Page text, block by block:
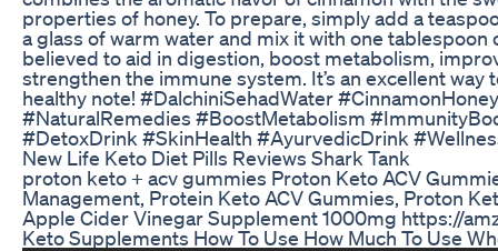
properties of honey. To prepare, simply add a
a glass of warm water and mix it with one tablespoon
believed to aid in digestion, boost metabolism,
strengthen the immune system. It’s an excellent way
healthy note! #DalchiniSehadWater
#NaturalRemedies #BoostMetabolism
#DetoxDrink #SkinHealth #AyurvedicDrink
New Life Keto Diet Pills Reviews Shark Tank
proton keto + acv gummies Proton Keto ACV
Management, Protein Keto ACV Gummies, Proton
Apple Cider Vinegar Supplement 1000mg https://
Keto Supplements How To Use How Much To Use